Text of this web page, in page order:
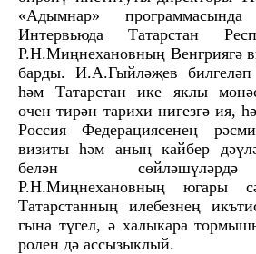
«Адымнар»
Интервьюда Татарстан
Р.Н.Миңнехановның Венгриягә
барды. И.А.Гыйләҗев билгеләп
һәм Татарстан ике яклы
өчен тирән тарихи нигезгә ия,
Россия Федерациясенең
визиты һәм аның кайбер
белән
Р.Н.Миңнехановның югары
Татарстанның илебезнең
гына түгел, ә халыкара
ролен дә ассызыклый.